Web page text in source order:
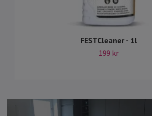
FESTCleaner - 1l
199 kr